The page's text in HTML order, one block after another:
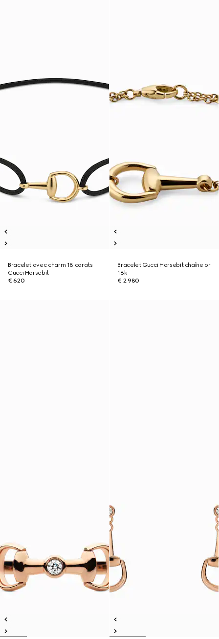
Bracelet avec charm 18 carats
Gucci Horsebit
€ 620
Bracelet Gucci Horsebit chaîne or
18k
€ 2.980